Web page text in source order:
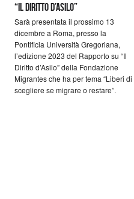
“Il Diritto d’Asilo”
Sarà presentata il prossimo 13
dicembre a Roma, presso la
Pontificia Università Gregoriana,
l’edizione 2023 del Rapporto su “Il
Diritto d’Asilo” della Fondazione
Migrantes che ha per tema “Liberi di
scegliere se migrare o restare”.